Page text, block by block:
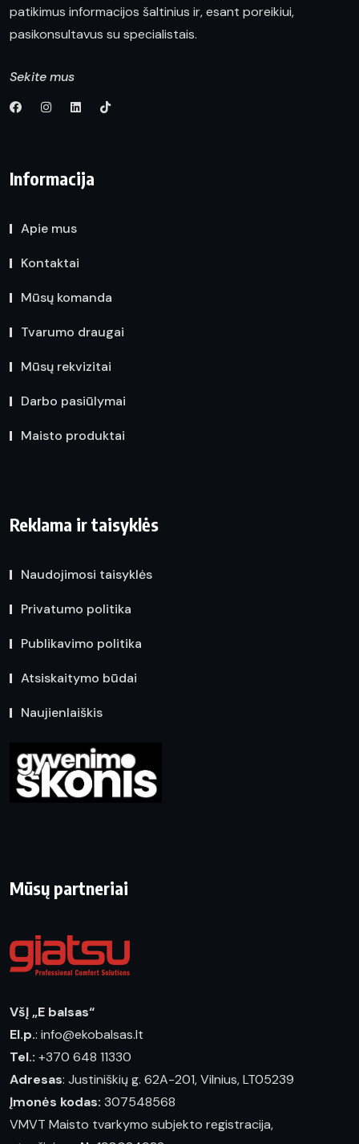
patikimus informacijos šaltinius ir, esant poreikiui,
pasikonsultavus su specialistais.
Sekite mus
Informacija
Apie mus
Kontaktai
Mūsų komanda
Tvarumo draugai
Mūsų rekvizitai
Darbo pasiūlymai
Maisto produktai
Reklama ir taisyklės
Naudojimosi taisyklės
Privatumo politika
Publikavimo politika
Atsiskaitymo būdai
Naujienlaiškis
Mūsų partneriai
VšĮ „E balsas“
El.p.: info@ekobalsas.lt
Tel.: +370 648 11330
Adresas: Justiniškių g. 62A-201, Vilnius, LT05239
Įmonės kodas: 307548568
VMVT Maisto tvarkymo subjekto registracija,